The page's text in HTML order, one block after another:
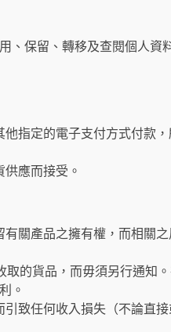
、保留、轉移及查閱個人資
指定的電子支付方式付款
應而接受。
關產品之擁有權，而相關
的貨品，而毋須另行通知
。
致任何收入損失（不論直